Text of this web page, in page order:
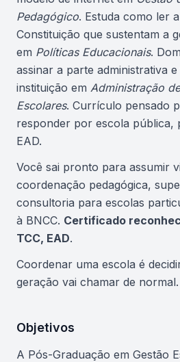
Pedagógico. Estuda como ler
Constituição que sustentam a
em Políticas Educacionais.
assinar a parte administrativa
instituição em Administração
Escolares. Currículo pensado
responder por escola pública,
EAD.
Você sai pronto para assumir
coordenação pedagógica,
consultoria para escolas
à BNCC. Certificado
TCC, EAD.
Coordenar uma escola é
geração vai chamar de normal.
Objetivos
A Pós-Graduação em Gestão